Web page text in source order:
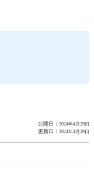
公開日： 2024年4月29日
更新日： 2024年4月29日